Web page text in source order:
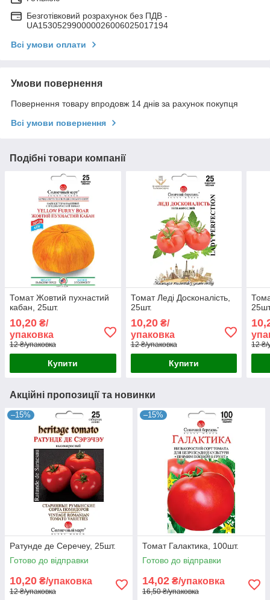
Безготівковий розрахунок без ПДВ -
UA153052990000026006025017194
Всі умови оплати
Умови повернення
Повернення товару впродовж 14 днів за рахунок покупця
Всі умови повернення
Подібні товари компанії
Томат Жовтий пухнастий
кабан, 25шт.
10,20 ₴/
упаковка
12 ₴/упаковка
Купити
Томат Леді Досконалість,
25шт.
10,20₴/
упаковка
12 ₴/упаковка
Купити
12 ₴/
Акційні пропозиції та новинки
–15%
Ратунде де Серечеу, 25шт.
Готово до відправки
10,20 ₴/упаковка
12 ₴/упаковка
–15%
Томат Галактика, 100шт.
Готово до відправки
14,02 ₴/упаковка
16,50 ₴/упаковка